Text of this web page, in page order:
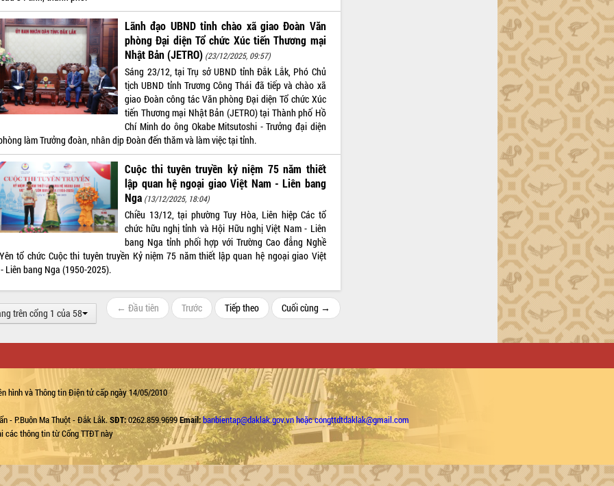
Lãnh đạo UBND tỉnh chào xã giao Đoàn Văn
phòng Đại diện Tổ chức Xúc tiến Thương mại
Nhật Bản (JETRO) (23/12/2025, 09:57)
Sáng 23/12, tại Trụ sở UBND tỉnh Đắk Lắk, Phó Chủ
tịch UBND tỉnh Trương Công Thái đã tiếp và chào xã
giao Đoàn công tác Văn phòng Đại diện Tổ chức Xúc
tiến Thương mại Nhật Bản (JETRO) tại Thành phố Hồ
Chí Minh do ông Okabe Mitsutoshi - Trưởng đại diện
làm Trưởng đoàn, nhân dịp Đoàn đến thăm và làm việc tại tỉnh.
Cuộc thi tuyên truyền kỷ niệm 75 năm thiết
lập quan hệ ngoại giao Việt Nam - Liên bang
Nga (13/12/2025, 18:04)
Chiều 13/12, tại phường Tuy Hòa, Liên hiệp Các tổ
chức hữu nghị tỉnh và Hội Hữu nghị Việt Nam - Liên
bang Nga tỉnh phối hợp với Trường Cao đẳng Nghề
tổ chức Cuộc thi tuyên truyền Kỷ niệm 75 năm thiết lập quan hệ ngoại giao Việt
Liên bang Nga (1950-2025).
trên cổng 1 của 58 ← Đầu tiên Trước Tiếp theo Cuối cùng →
hình và Thông tin Điện tử cấp ngày 14/05/2010
- P.Buôn Ma Thuột - Đắk Lắk.SĐT:0262.859.9699Email:banbientap@daklak.gov.vn hoặc congttdtdaklak@gmail.com
các thông tin từ Cổng TTĐT này